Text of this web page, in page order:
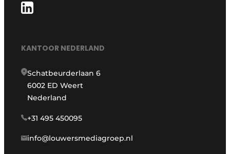
KANTOOR NEDERLAND
Schatbeurderlaan 6
6002 ED Weert
Nederland
+31 495 450095
info@louwersmediagroep.nl